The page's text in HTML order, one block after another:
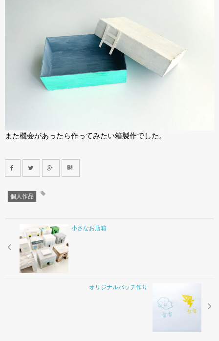
また機会があったら作ってみたい箱製作でした。
個人作品
小さなお店箱
オリジナルバッチ作り